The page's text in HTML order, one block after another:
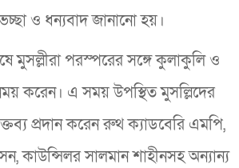
ও ধন্যবাদ জানানো হয়।
মুসল্লীরা পরস্পরের সঙ্গে কুলাকুলি ও
করেন। এ সময় উপস্থিত মুসল্লিদের
প্রদান করেন রুথ ক্যাডবেরি এমপি,
কাউন্সিলর সালমান শাহীনসহ অন্যান্য